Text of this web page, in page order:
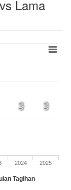
Lama
0,0 0,0
0,0 0,0
Tagihan
2024 2025